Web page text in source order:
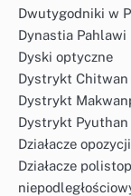
Dwutygodniki w
Dynastia Pahlawi
Dyski optyczne
Dystrykt Chitwan
Dystrykt
Dystrykt Pyuthan
Działacze
Działacze